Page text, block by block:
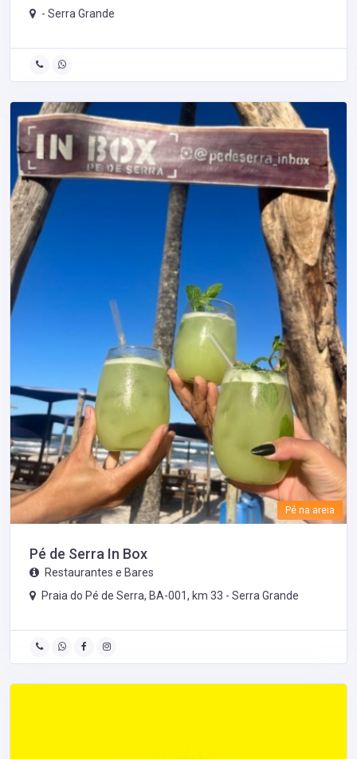
- Serra Grande
Pé na areia
Pé de Serra In Box
Restaurantes e Bares
Praia do Pé de Serra, BA-001, km 33 - Serra Grande